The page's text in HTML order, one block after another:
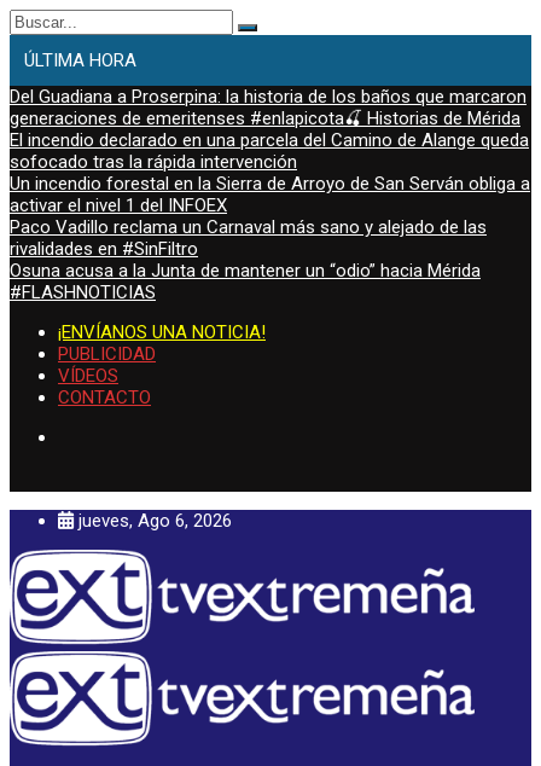
Buscar:
ÚLTIMA HORA
Del Guadiana a Proserpina: la historia de los baños que marcaron
generaciones de emeritenses #enlapicota🍒 Historias de Mérida
El incendio declarado en una parcela del Camino de Alange queda
sofocado tras la rápida intervención
Un incendio forestal en la Sierra de Arroyo de San Serván obliga a
activar el nivel 1 del INFOEX
Paco Vadillo reclama un Carnaval más sano y alejado de las
rivalidades en #SinFiltro
Osuna acusa a la Junta de mantener un “odio” hacia Mérida
#FLASHNOTICIAS
¡ENVÍANOS UNA NOTICIA!
PUBLICIDAD
VÍDEOS
CONTACTO
jueves, Ago 6, 2026